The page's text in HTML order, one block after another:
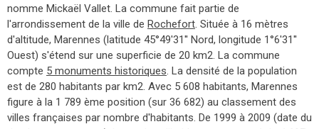
nomme Mickaël Vallet. La commune fait partie de
l'arrondissement de la ville de Rochefort. Située à 16 mètres
d'altitude, Marennes (latitude 45°49'31'' Nord, longitude 1°6'31''
Ouest) s'étend sur une superficie de 20 km2. La commune
compte 5 monuments historiques. La densité de la population
est de 280 habitants par km2. Avec 5 608 habitants, Marennes
figure à la 1 789 ème position (sur 36 682) au classement des
villes françaises par nombre d'habitants. De 1999 à 2009 (date du